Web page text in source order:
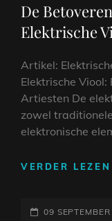
De
Elektrische
Artikel:
Elektrische Viool:
Artiesten De
zowel
elektronische
VERDER LEZEN
GEPLAATST
09